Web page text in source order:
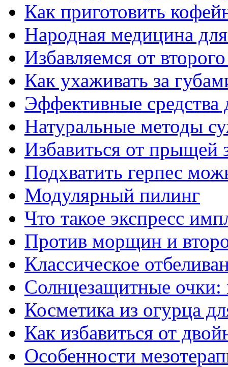
Как приготовить
Народная медицина
Избавляемся от
Как ухаживать за
Эффективные средства
Натуральные методы
Избавиться от прыщей
Подхватить герпес
Модулярный пилинг
Что такое экспресс
Против морщин и
Классическое
Солнцезащитные
Косметика из огурца
Как избавиться от
Особенности